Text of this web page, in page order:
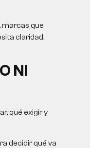
marcas que
claridad,
NI
qué exigir y
decidir qué va